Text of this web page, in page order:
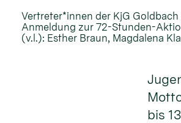
Vertreter*innen der KjG
Anmeldung zur 72-Stunden-
(v.l.): Esther Braun, Magdalena
bis